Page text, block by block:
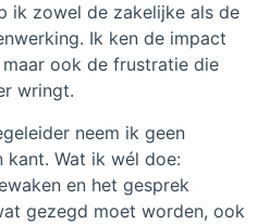
ik zowel de zakelijke als de
Ik ken de impact
ook de frustratie die
wringt.
neem ik geen
kant. Wat ik wél doe:
en het gesprek
gezegd moet worden, ook